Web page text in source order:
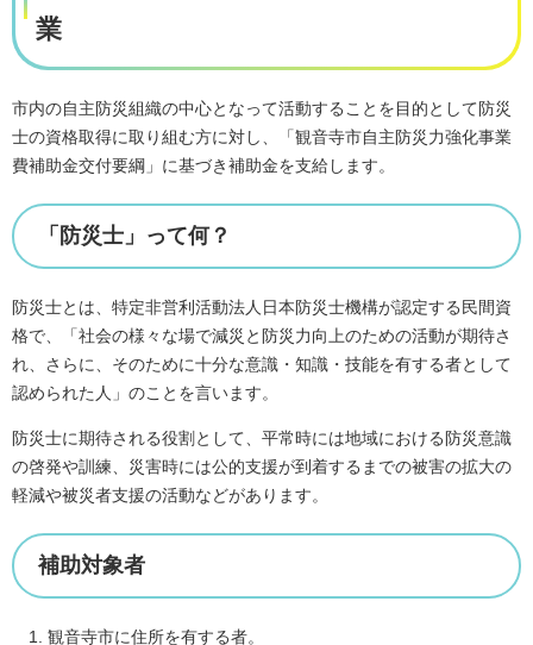
市内の自主防災組織の中心となって活動することを目的として防災
士の資格取得に取り組む方に対し、「観音寺市自主防災力強化事業
費補助金交付要綱」に基づき補助金を支給します。
「防災士」って何？
防災士とは、特定非営利活動法人日本防災士機構が認定する民間資
格で、「社会の様々な場で減災と防災力向上のための活動が期待さ
れ、さらに、そのために十分な意識・知識・技能を有する者として
認められた人」のことを言います。
防災士に期待される役割として、平常時には地域における防災意識
の啓発や訓練、災害時には公的支援が到着するまでの被害の拡大の
軽減や被災者支援の活動などがあります。
補助対象者
1. 観音寺市に住所を有する者。